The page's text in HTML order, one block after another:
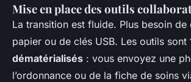
Mise en place des outils
La transition est fluide. Plus besoin de
papier ou de clés USB. Les outils sont
dématérialisés : vous envoyez une
l’ordonnance ou de la fiche de soins